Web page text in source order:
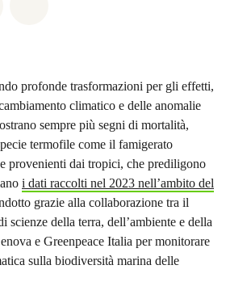
profonde trasformazioni per gli effetti,
climatico e delle anomalie
sempre più segni di mortalità,
termofile come il famigerato
provenienti dai tropici, che prediligono
i dati raccolti nel 2023 nell’ambito del
grazie alla collaborazione tra il
della terra, dell’ambiente e della
e Greenpeace Italia per monitorare
sulla biodiversità marina delle